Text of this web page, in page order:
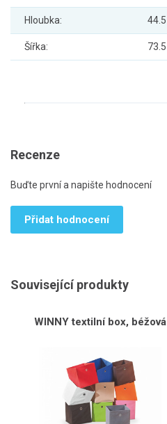
Hloubka: 44.5
Šířka: 73.5
Recenze
Buďte první a napište hodnocení
Přidat hodnocení
Související produkty
WINNY textilní box, béžová